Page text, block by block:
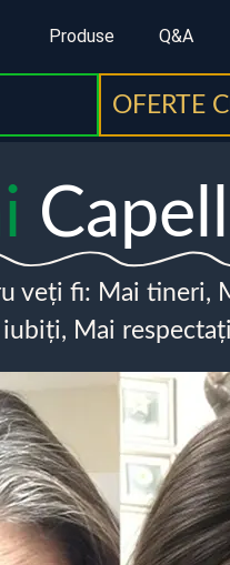
Produse Q&A
OFERTE
veți fi: Mai tineri,
iubiți, Mai